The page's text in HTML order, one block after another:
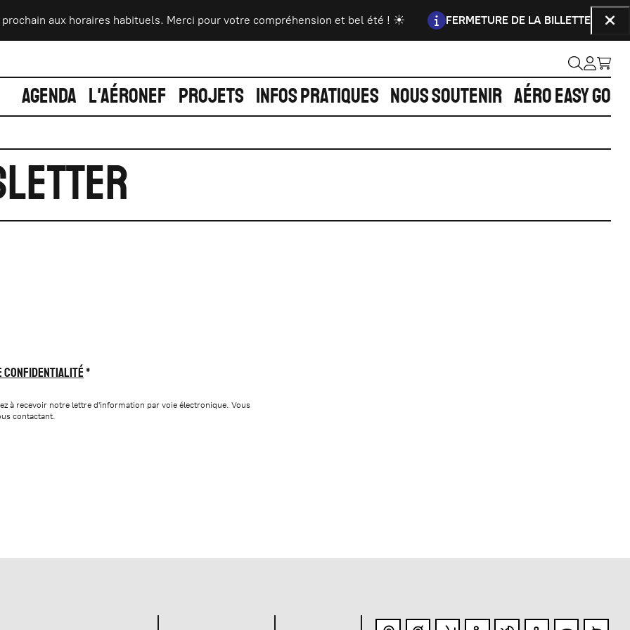
aux horaires habituels. Merci pour votre compréhension et bel été ! ☀️
Information :
FERMETURE DE LA BILLETTERIE La
AGENDA L'AÉRONEF PROJETS INFOS PRATIQUES NOUS SOUTENIR AÉRO EASY GO
confidentialité
à recevoir notre lettre d'information par voie électronique. Vous
contactant.